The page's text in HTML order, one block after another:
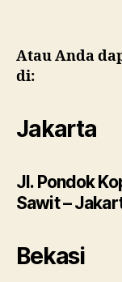
Atau Anda
di:
Jakarta
Jl. Pondok
Sawit –
Bekasi